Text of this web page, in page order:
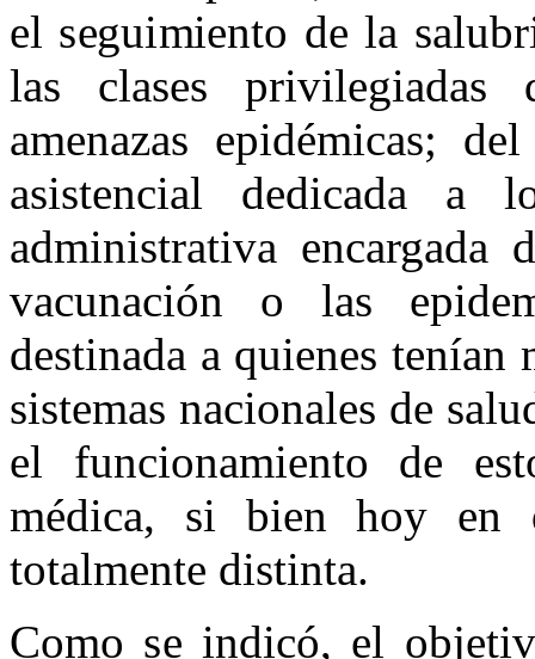
el seguimiento de la
las clases privilegiadas
amenazas epidémicas;
asistencial dedicada a
administrativa encargada
vacunación o las
destinada a quienes tenían
sistemas nacionales de
el funcionamiento de
médica, si bien hoy en
totalmente distinta.
Como se indicó, el